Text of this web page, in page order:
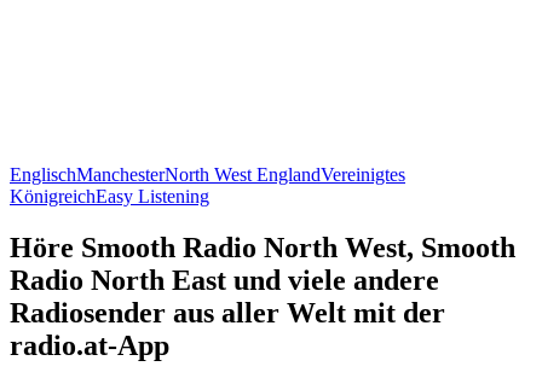
EnglischManchesterNorth West EnglandVereinigtes
KönigreichEasy Listening
Höre Smooth Radio North West, Smooth
Radio North East und viele andere
Radiosender aus aller Welt mit der
radio.at-App